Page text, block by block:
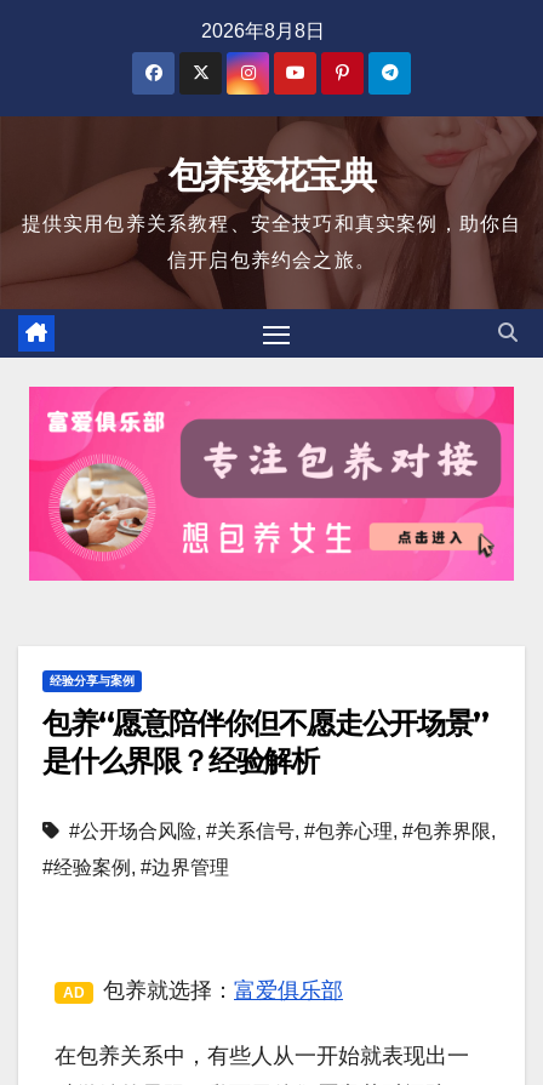
2026年8月8日
包养葵花宝典
提供实用包养关系教程、安全技巧和真实案例，助你自
信开启包养约会之旅。
经验分享与案例
包养“愿意陪伴你但不愿走公开场景”
是什么界限？经验解析
#公开场合风险, #关系信号, #包养心理, #包养界限,
#经验案例 , #边界管理
AD 包养就选择： 富爱俱乐部
在包养关系中，有些人从一开始就表现出一